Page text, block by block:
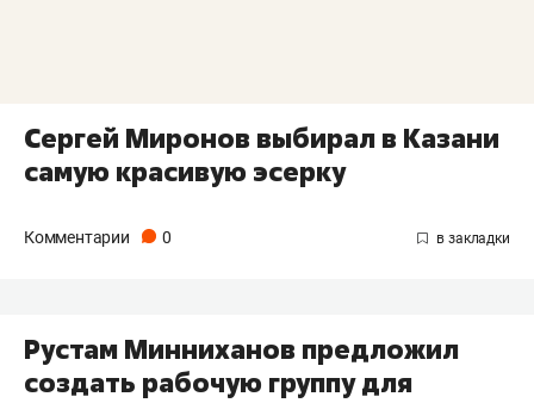
Сергей Миронов выбирал в Казани
самую красивую эсерку
Комментарии 0
Рустам Минниханов предложил
создать рабочую группу для